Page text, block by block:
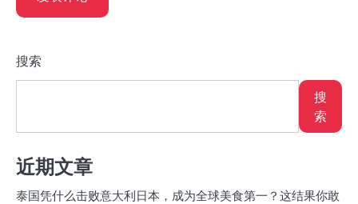
搜索
搜
索
近期文章
泰国凭什么击败意大利日本，成为全球美食第一？这结果你敢